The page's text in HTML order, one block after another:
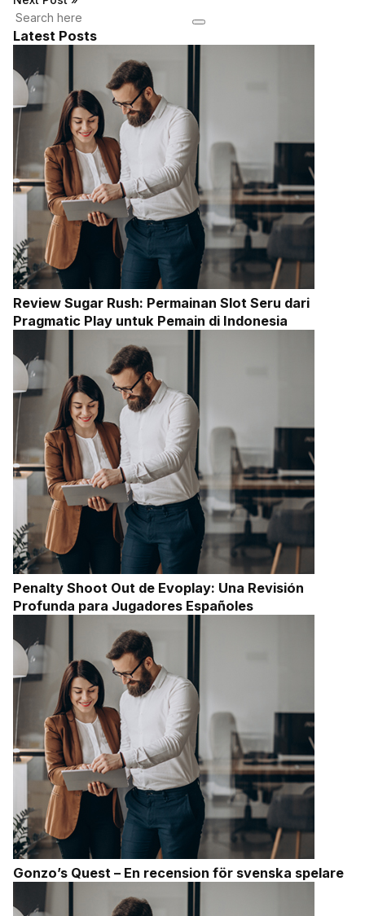
Latest Posts
Review Sugar Rush: Permainan Slot Seru dari
Pragmatic Play untuk Pemain di Indonesia
Penalty Shoot Out de Evoplay: Una Revisión
Profunda para Jugadores Españoles
Gonzo’s Quest – En recension för svenska spelare